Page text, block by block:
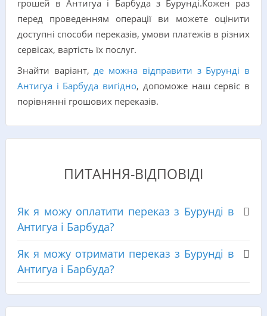
грошей в Антигуа і Барбуда з Бурунді.Кожен раз
перед проведенням операції ви можете оцінити
доступні способи переказів, умови платежів в різних
сервісах, вартість їх послуг.
Знайти варіант,де можна відправити з Бурунді в
Антигуа і Барбуда вигідно, допоможе наш сервіс в
порівнянні грошових переказів.
ПИТАННЯ-ВІДПОВІДІ
Як я можу оплатити переказ з Бурунді в
Антигуа і Барбуда?
Як я можу отримати переказ з Бурунді в
Антигуа і Барбуда?